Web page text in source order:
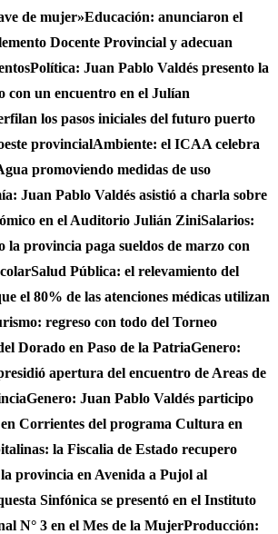
de mujer»Educación: anunciaron el
Docente Provincial y adecuan
Política: Juan Pablo Valdés presento la
con un encuentro en el Julían
los pasos iniciales del futuro puerto
provincialAmbiente: el ICAA celebra
promoviendo medidas de uso
Juan Pablo Valdés asistió a charla sobre
en el Auditorio Julián ZiniSalarios:
la provincia paga sueldos de marzo con
Salud Pública: el relevamiento del
el 80% de las atenciones médicas utilizan
regreso con todo del Torneo
Dorado en Paso de la PatriaGenero:
apertura del encuentro de Areas de
Genero: Juan Pablo Valdés participo
en Corrientes del programa Cultura en
la Fiscalia de Estado recupero
provincia en Avenida a Pujol al
Sinfónica se presentó en el Instituto
N° 3 en el Mes de la MujerProducción: